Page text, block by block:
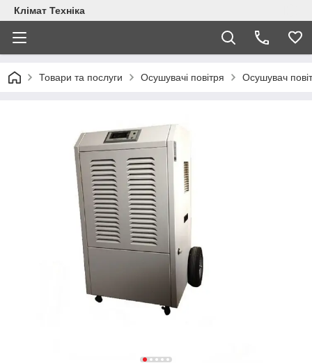
Клімат Техніка
Товари та послуги Осушувачі повітря Осушувач